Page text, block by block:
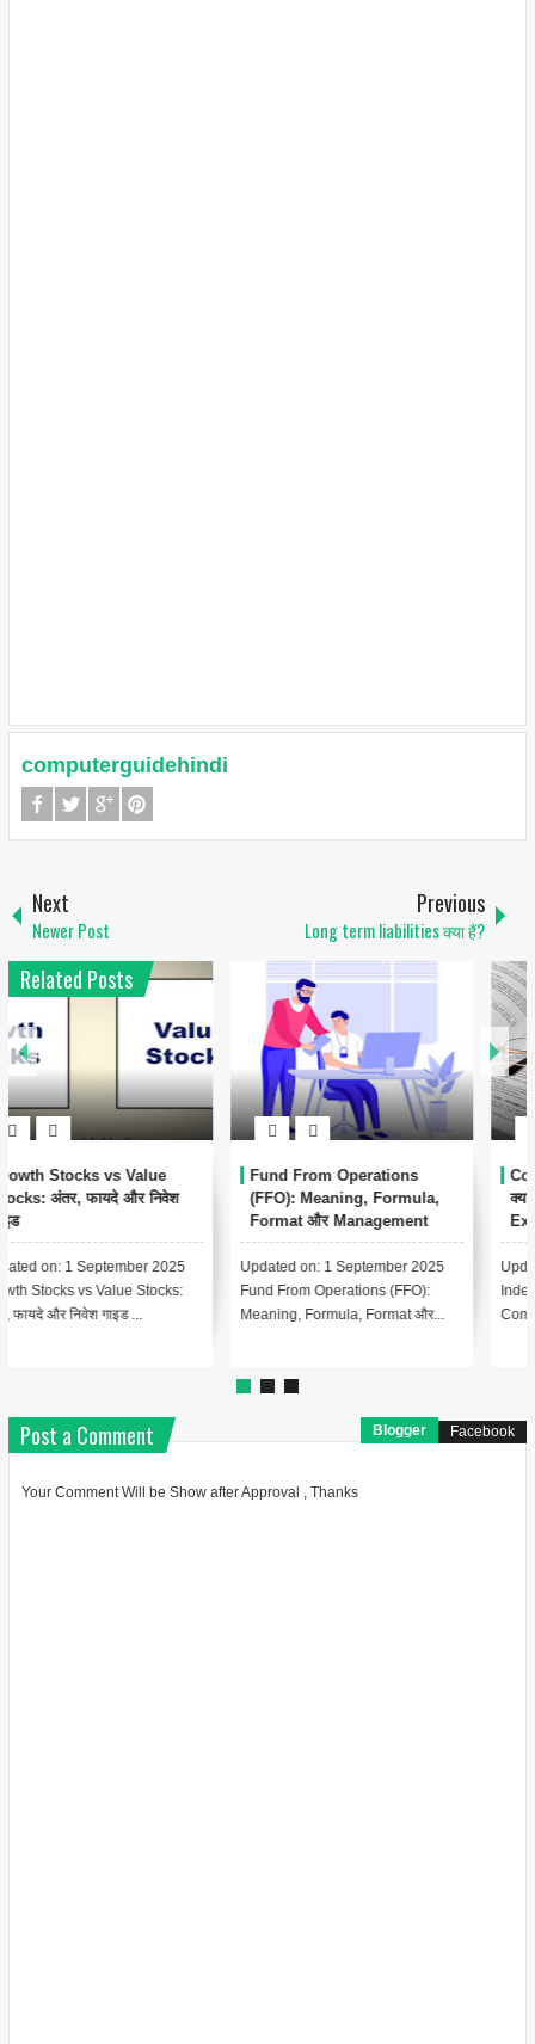
computerguidehindi
Next
Newer Post
Previous
Long term liabilities क्या हैं?
Related Posts
Conservatism Accounting
क्या है? Meaning, Importance,
Updated on: 17 August 2025 📑
Index - Conservatism Accounting
Complete Guide In Hindi Le...
1
Automated Clearing House
(ACH) क्या है? – पूरी जानकारी हिंदी
में
Updated on: 17 August 2025 📚
Index – Automated Clearing
House (ACH) क्या है? Lesson 1:...
Post a Comment Blogger Facebook
Your Comment Will be Show after Approval , Thanks